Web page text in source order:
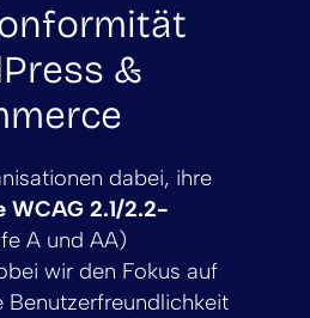
&
dabei, ihre
WCAG 2.1/2.2-
A und AA)
wir den Fokus auf
Benutzerfreundlichkeit